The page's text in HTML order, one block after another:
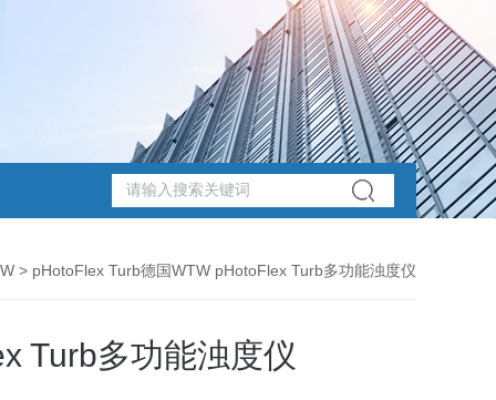
> pHotoFlex Turb德国WTW pHotoFlex Turb多功能浊度仪
Turb多功能浊度仪